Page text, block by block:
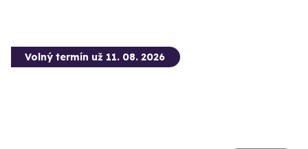
Volný termín už 11. 08. 2026